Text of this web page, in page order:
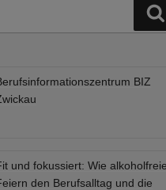
BIZ
und fokussiert: Wie alkoholfreie
den Berufsalltag und die